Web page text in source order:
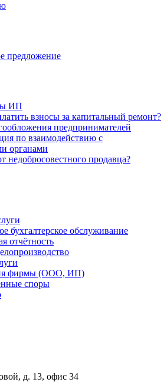
предложение
ИП
взносы за капитальный ремонт?
предпринимателей
по взаимодействию с
органами
недобросовестного продавца?
бухгалтерское обслуживание
отчётность
фирмы (ООО, ИП)
споры
д. 13, офис 34